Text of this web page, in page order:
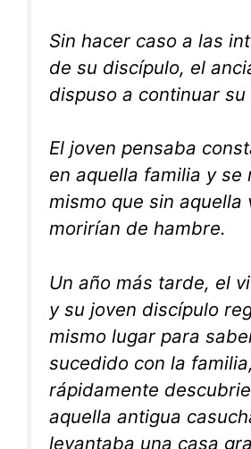
Sin hacer caso a las
de su discípulo, el
dispuso a continuar su
El joven pensaba
en aquella familia y se
mismo que sin aquella
morirían de hambre.
Un año más tarde, el
y su joven discípulo
mismo lugar para
sucedido con la familia,
rápidamente
aquella antigua
levantaba una casa